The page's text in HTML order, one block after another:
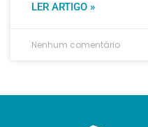
LER ARTIGO »
Nenhum comentário